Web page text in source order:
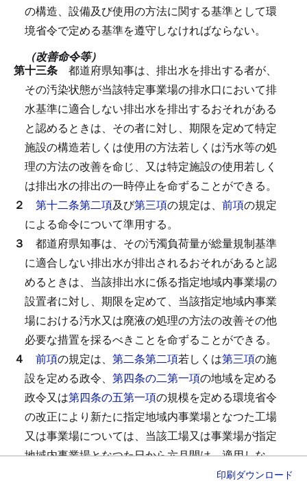
の構造、設備及び使用の方法に関する基準として環
境省令で定める基準を遵守しなければならない。
（改善命令等）
第十三条 都道府県知事は、排出水を排出する者が、
その汚染状態が当該特定事業場の排水口において排
水基準に適合しない排出水を排出するおそれがある
と認めるときは、その者に対し、期限を定めて特定
施設の構造若しくは使用の方法若しくは汚水等の処
理の方法の改善を命じ、又は特定施設の使用若しく
は排出水の排出の一時停止を命ずることができる。
２ 第十二条第二項及び第三項の規定は、 前項の規定
による命令について準用する。
３ 都道府県知事は、その汚濁負荷量が総量規制基準
に適合しない排出水が排出されるおそれがあると認
めるときは、当該排出水に係る指定地域内事業場の
設置者に対し、期限を定めて、当該指定地域内事業
場における汚水又は廃液の処理の方法の改善その他
必要な措置を採るべきことを命ずることができる。
４ 前項の規定は、 第二条第二項若しくは第三項の施
設を定める政令、 第四条の二第一項の地域を定める
政令又は第四条の五第一項の規模を定める環境省令
の改正により新たに指定地域内事業場となつた工場
又は事業場については、当該工場又は事業場が指定
地域内事業場となつた日から六月間は、適用しな
印刷ダウンロード